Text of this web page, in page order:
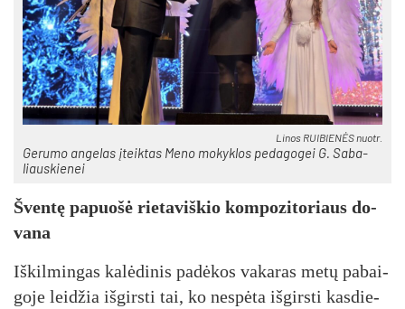
Li­nos RUI­BIE­NĖS nuo­tr.
Ge­ru­mo an­ge­las įteik­tas Me­no mo­kyk­los pe­da­go­gei G. Sa­ba­
liaus­kie­nei
Šven­tę pa­puo­šė rie­ta­viš­kio kom­po­zi­to­riaus do­
va­na
Iš­kil­min­gas ka­lė­di­nis pa­dė­kos va­ka­ras me­tų pa­bai­
go­je lei­džia iš­girs­ti tai, ko ne­spė­ta iš­girs­ti kas­die­